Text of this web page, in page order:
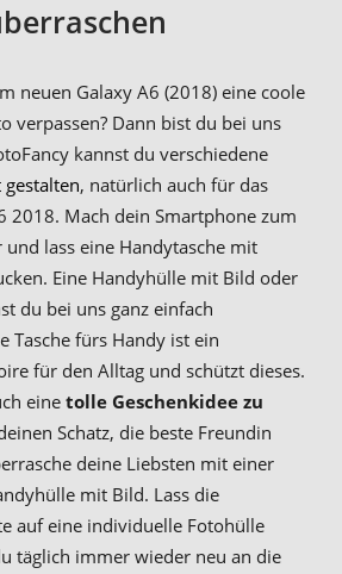
neuen Galaxy A6 (2018) eine coole
verpassen? Dann bist du bei uns
kannst du verschiedene
, natürlich auch für das
2018. Mach dein Smartphone zum
lass eine Handytasche mit
Eine Handyhülle mit Bild oder
du bei uns ganz einfach
Tasche fürs Handy ist ein
für den Alltag und schützt dieses.
eine tolle Geschenkidee zu
Schatz, die beste Freundin
deine Liebsten mit einer
mit Bild. Lass die
auf eine individuelle Fotohülle
täglich immer wieder neu an die